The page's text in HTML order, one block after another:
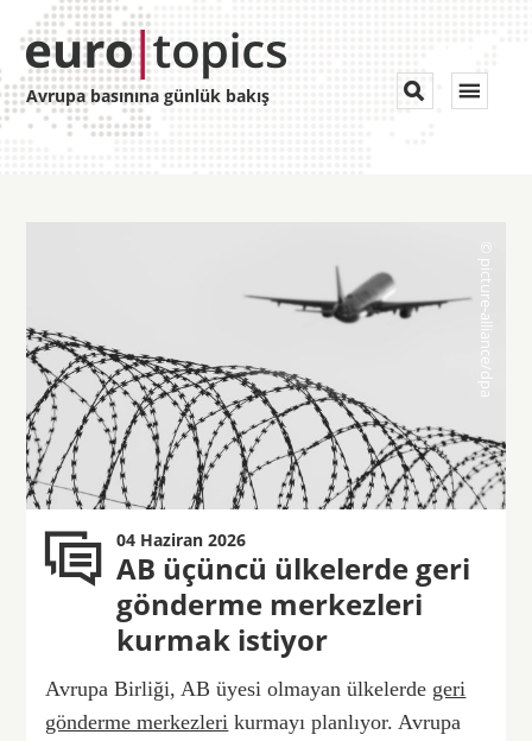
Avrupa basınına günlük bakış Toggle


04 Haziran 2026
AB üçüncü ülkelerde geri
gönderme merkezleri
kurmak istiyor
Avrupa Birliği, AB üyesi olmayan ülkelerde geri
gönderme merkezleri kurmayı planlıyor. Avrupa